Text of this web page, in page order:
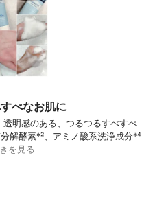
べなお肌に
透明感のある、つるつるすべすべ
解酵素*²、アミノ酸系洗浄成分*⁴
を見る